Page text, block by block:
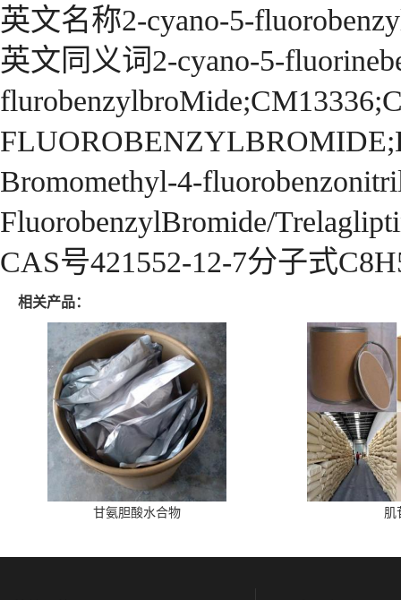
英文名称2-cyano-5-
英文同义词2-cyano-5-
Bromomethyl-4-
FluorobenzylBromide/
CAS号421552-12-7分子式
相关产品：
甘氨胆酸水合物 肌